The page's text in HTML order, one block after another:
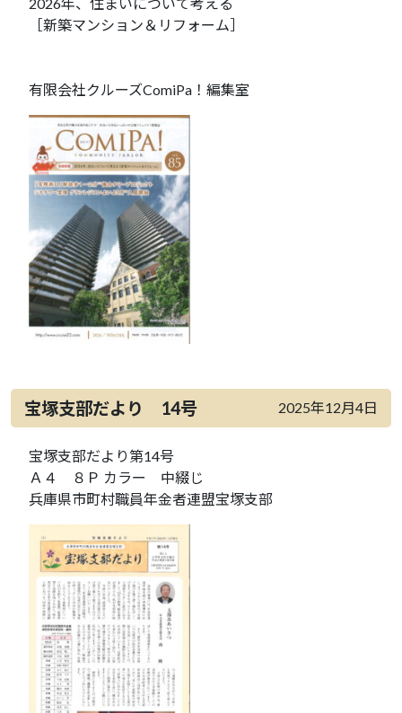
［新築マンション＆リフォーム］
有限会社クルーズComiPa！編集室
宝塚支部だより 14号 2025年12月4日
宝塚支部だより第14号
Ａ４ ８Ｐ カラー 中綴じ
兵庫県市町村職員年金者連盟宝塚支部